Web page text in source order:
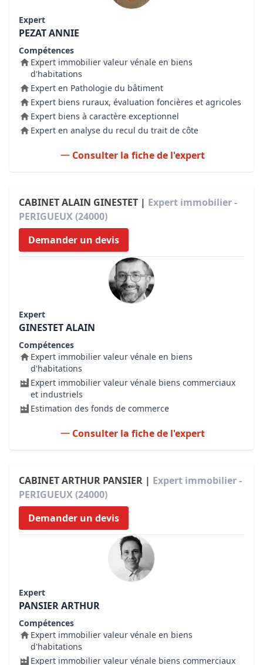
Expert
PEZAT ANNIE
Compétences
Expert immobilier valeur vénale en biens
d'habitations
Expert en Pathologie du bâtiment
Expert biens ruraux, évaluation foncières et agricoles
Expert biens à caractère exceptionnel
Expert en analyse du recul du trait de côte
Consulter la fiche de l'expert
CABINET ALAIN GINESTET | Expert immobilier -
PERIGUEUX (24000)
Demander un devis
Expert
GINESTET ALAIN
Compétences
Expert immobilier valeur vénale en biens
d'habitations
Expert immobilier valeur vénale biens commerciaux
et industriels
Estimation des fonds de commerce
Consulter la fiche de l'expert
CABINET ARTHUR PANSIER | Expert immobilier -
PERIGUEUX (24000)
Demander un devis
Expert
PANSIER ARTHUR
Compétences
Expert immobilier valeur vénale en biens
d'habitations
Expert immobilier valeur vénale biens commerciaux